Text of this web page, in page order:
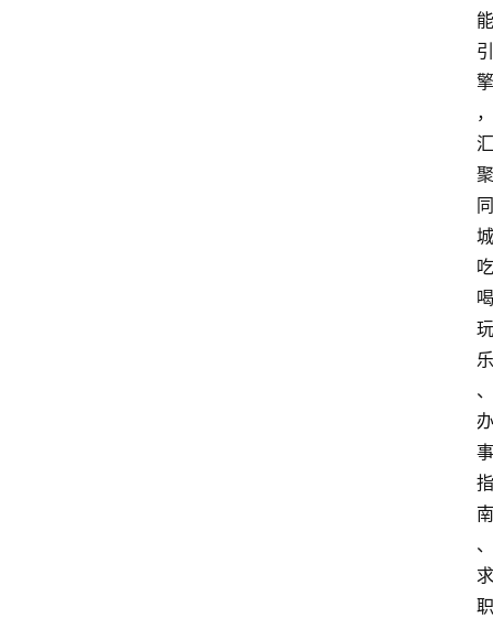
能
引
擎
，
汇
聚
同
城
吃
喝
玩
乐
、
办
事
指
南
、
求
职